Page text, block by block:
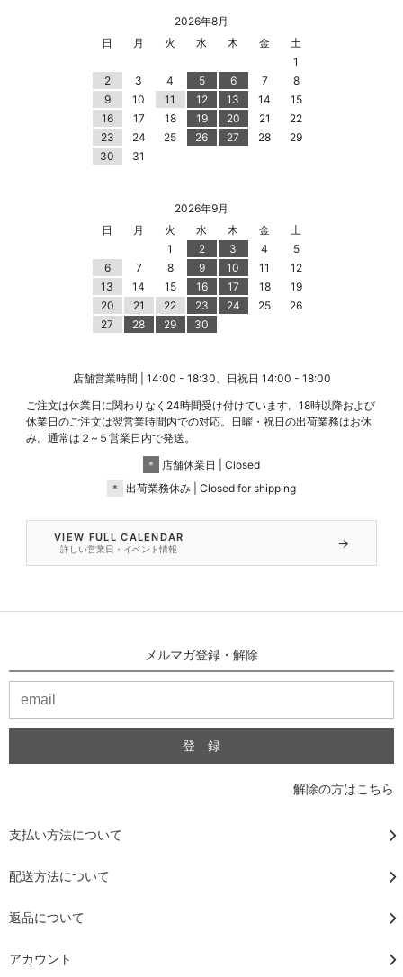
2026年8月
日
月 火 水 木 金
土
1
2
3 4 5 6 7
8
9
10 11 12 13 14
15
16
17 18 19 20 21
22
23
24 25 26 27 28
29
30
31
2026年9月
日
月 火 水 木 金
土
1
2 3 4
5
6
7 8 9 10 11
12
13
14 15 16 17 18
19
20
21 22 23 24 25
26
27
28 29 30
店舗営業時間 | 14:00 - 18:30、日祝日 14:00 - 18:00
ご注文は休業日に関わりなく24時間受け付けています。18時以降および
休業日のご注文は翌営業時間内での対応。日曜・祝日の出荷業務はお休
み。通常は２~５営業日内で発送。
＊
店舗休業日 | Closed
＊
出荷業務休み | Closed for shipping
VIEW FULL CALENDAR
詳しい営業日・イベント情報 →
メルマガ登録・解除
解除の方はこちら
支払い方法について
配送方法について
返品について
アカウント